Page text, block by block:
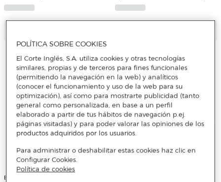
El Corte Inglés
POLÍTICA SOBRE COOKIES
El Corte Inglés, S.A. utiliza cookies y otras tecnologías
similares, propias y de terceros para fines funcionales
(permitiendo la navegación en la web) y analíticos
(conocer el funcionamiento y uso de la web para su
optimización), así como para mostrarte publicidad (tanto
general como personalizada, en base a un perfil
elaborado a partir de tus hábitos de navegación p.ej.
páginas visitadas) y para poder valorar las opiniones de los
productos adquiridos por los usuarios.
Para administrar o deshabilitar estas cookies haz clic en
Configurar Cookies.
Política de cookies